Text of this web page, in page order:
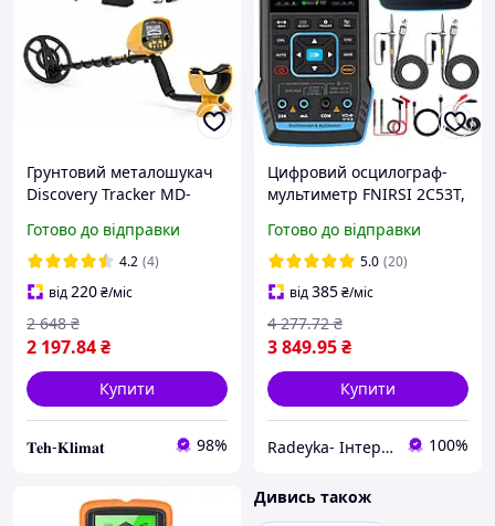
Грунтовий металошукач
Discovery Tracker MD-
гарантія 36 Місяців
Готово до відправки
4.2 (4)
від220₴/міс
2 197.84₴
2 648 ₴
Купити
𝐓𝐞𝐡-𝐊𝐥𝐢𝐦𝐚𝐭 98%
Цифровий осцилограф-
мультиметр FNIRSI 2C53T,
МГц + генератор
сигналів.
Готово до відправки
5.0 (20)
від385₴/міс
3 849.95₴
4 277.72 ₴
Купити
Radeyka- Інтернет магазин рацій та аксесуарів 100%
Дивись також